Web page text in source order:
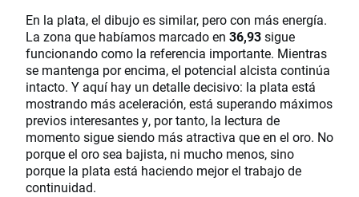
En la plata, el dibujo es similar, pero con más energía.
La zona que habíamos marcado en 36,93sigue
funcionando como la referencia importante. Mientras
se mantenga por encima, el potencial alcista continúa
intacto. Y aquí hay un detalle decisivo: la plata está
mostrando más aceleración, está superando máximos
previos interesantes y, por tanto, la lectura de
momento sigue siendo más atractiva que en el oro. No
porque el oro sea bajista, ni mucho menos, sino
porque la plata está haciendo mejor el trabajo de
continuidad.